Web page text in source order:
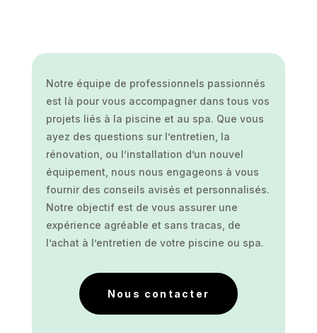
Notre équipe de professionnels passionnés
est là pour vous accompagner dans tous vos
projets liés à la piscine et au spa. Que vous
ayez des questions sur l’entretien, la
rénovation, ou l’installation d’un nouvel
équipement, nous nous engageons à vous
fournir des conseils avisés et personnalisés.
Notre objectif est de vous assurer une
expérience agréable et sans tracas, de
l’achat à l’entretien de votre piscine ou spa.
Nous contacter